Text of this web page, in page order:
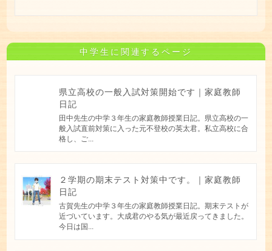
中学生に関連するページ
県立高校の一般入試対策開始です｜家庭教師
日記
田中先生の中学３年生の家庭教師授業日記。県立高校の一
般入試直前対策に入った元不登校の英太君。私立高校に合
格し、ご...
２学期の期末テスト対策中です。｜家庭教師
日記
古賀先生の中学３年生の家庭教師授業日記。期末テストが
近づいています。大成君のやる気が最近戻ってきました。
今日は国...